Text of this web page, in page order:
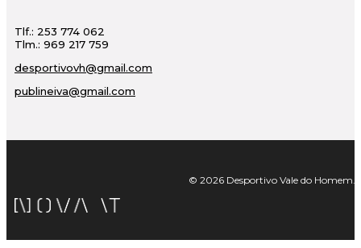
Tlf.: 253 774 062
Tlm.: 969 217 759
desportivovh@gmail.com
publineiva@gmail.com
© 2026 Desportivo Vale do Homem.